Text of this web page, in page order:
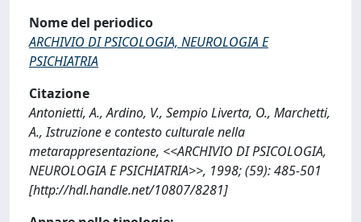
Nome del periodico
ARCHIVIO DI PSICOLOGIA, NEUROLOGIA E
PSICHIATRIA
Citazione
Antonietti, A., Ardino, V., Sempio Liverta, O., Marchetti,
A., Istruzione e contesto culturale nella
metarappresentazione, <<ARCHIVIO DI PSICOLOGIA,
NEUROLOGIA E PSICHIATRIA>>, 1998; (59): 485-501
[http://hdl.handle.net/10807/8281]